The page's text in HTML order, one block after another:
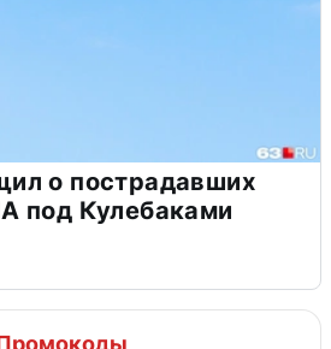
о пострадавших
под Кулебаками